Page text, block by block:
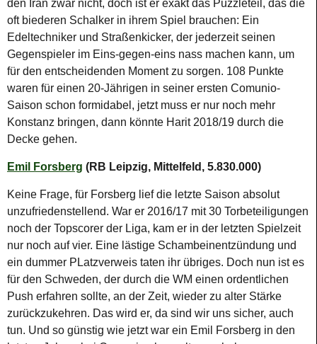
den Iran zwar nicht, doch ist er exakt das Puzzleteil, das die
oft biederen Schalker in ihrem Spiel brauchen: Ein
Edeltechniker und Straßenkicker, der jederzeit seinen
Gegenspieler im Eins-gegen-eins nass machen kann, um
für den entscheidenden Moment zu sorgen. 108 Punkte
waren für einen 20-Jährigen in seiner ersten Comunio-
Saison schon formidabel, jetzt muss er nur noch mehr
Konstanz bringen, dann könnte Harit 2018/19 durch die
Decke gehen.
Emil Forsberg (RB Leipzig, Mittelfeld, 5.830.000)
Keine Frage, für Forsberg lief die letzte Saison absolut
unzufriedenstellend. War er 2016/17 mit 30 Torbeteiligungen
noch der Topscorer der Liga, kam er in der letzten Spielzeit
nur noch auf vier. Eine lästige Schambeinentzündung und
ein dummer PLatzverweis taten ihr übriges. Doch nun ist es
für den Schweden, der durch die WM einen ordentlichen
Push erfahren sollte, an der Zeit, wieder zu alter Stärke
zurückzukehren. Das wird er, da sind wir uns sicher, auch
tun. Und so günstig wie jetzt war ein Emil Forsberg in den